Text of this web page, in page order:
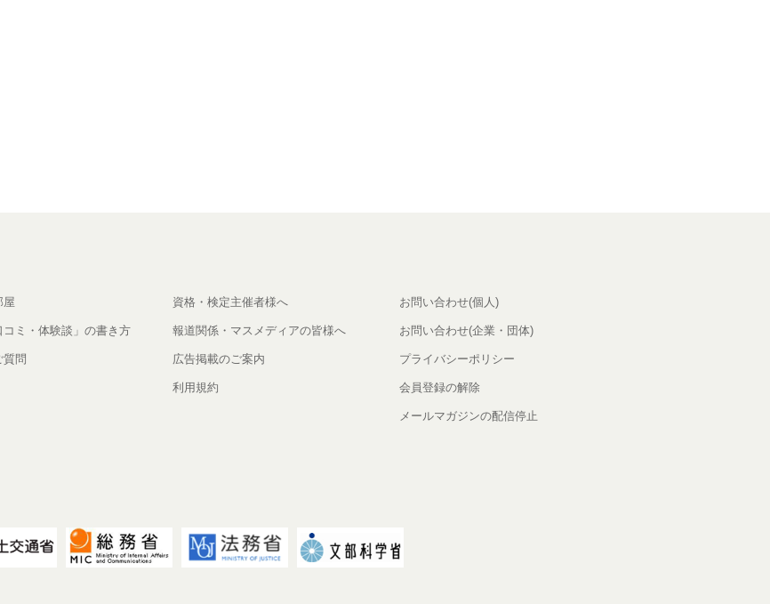
屋
コミ・体験談」の書き方
質問
資格・検定主催者様へ
報道関係・マスメディアの皆様へ
広告掲載のご案内
利用規約
お問い合わせ(個人)
お問い合わせ(企業・団体)
プライバシーポリシー
会員登録の解除
メールマガジンの配信停止